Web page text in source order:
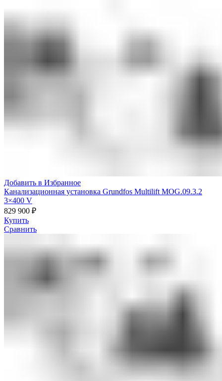
Добавить в Избранное
Канализационная установка Grundfos Multilift MOG.09.3.2
3×400 V
829 900 ₽
Купить
Сравнить